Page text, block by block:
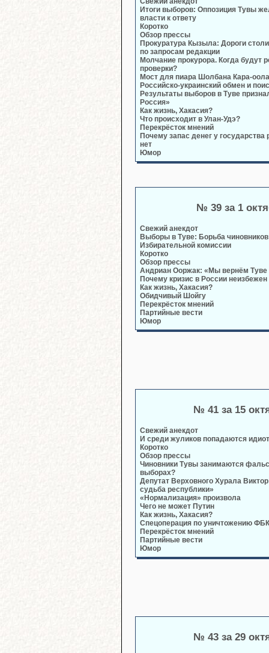
Итоги выборов: Оппозиция Тувы
власти к ответу
Коротко
Обзор прессы
Прокуратура Кызыла: Дороги
по запросам редакции
Молчание прокурора. Когда будут
проверки?
Мост для пиара Шолбана Кара-
Российско-украинский обмен и
Результаты выборов в Туве
Россия»
Как жизнь, Хакасия?
Что происходит в Улан-Удэ?
Перекрёсток мнений
Почему запас денег у государства
нет
Юмор
№ 39 за 1
Свежий анекдот
Выборы в Туве: Борьба
Избирательной комиссии
Коротко
Обзор прессы
Андриан Ооржак: «Мы вернём
Почему кризис в России неизбежен
Как жизнь, Хакасия?
Обидчивый Шойгу
Перекрёсток мнений
Партийные вести
Юмор
№ 41 за 15
Свежий анекдот
И среди жуликов попадаются
Коротко
Обзор прессы
Чиновники Тувы занимаются
выборах?
Депутат Верховного Хурала
судьба республики»
«Нормализация» произвола
Чего не может Путин
Как жизнь, Хакасия?
Спецоперация по уничтожению ФБК
Перекрёсток мнений
Партийные вести
Юмор
№ 43 за 29